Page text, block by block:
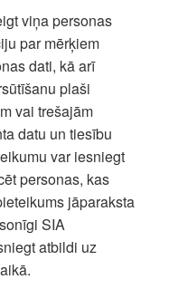
viņa personas
par mērķiem
dati, kā arī
plaši
vai trešajām
datu un tiesību
var iesniegt
personas, kas
jāparaksta
SIA
atbildi uz